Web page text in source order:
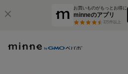
お買いものがもっとお得に
minneのアプリ
3万件以上